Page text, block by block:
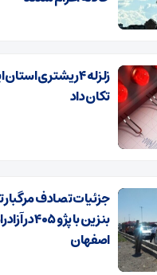
زلزله ۴ ریشتری استان
تکان داد
جزئیات تصادف مرگبار
بنزین با پژو
اصفهان